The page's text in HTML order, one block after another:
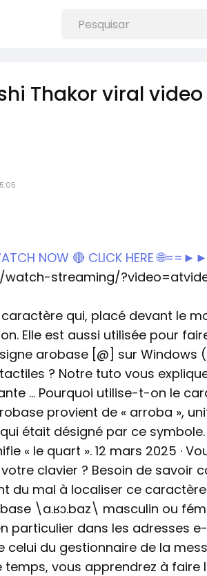
Thakor viral
NOW 🔴 CLICK HERE
watch-streaming/
caractère qui, placé devant le
Elle est aussi utilisée pour
arobase [@] sur Windows
? Notre tuto vous
… Pourquoi utilise-t-on le
provient de « arroba »,
était désigné par ce
« le quart ». 12 mars 2025 ·
clavier ? Besoin de savoir
du mal à localiser ce
\a.ʁɔ.baz\ masculin ou
particulier dans les adresses
celui du gestionnaire de la
temps, vous apprendrez à faire